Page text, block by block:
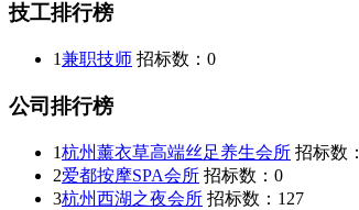
技工排行榜
1兼职技师 招标数： 0
公司排行榜
1杭州薰衣草高端丝足养生会所 招标数：
2爱都按摩SPA会所 招标数： 0
3杭州西湖之夜会所 招标数： 127